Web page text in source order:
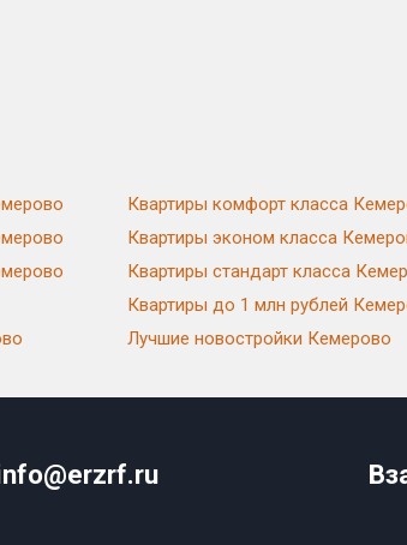
Квартиры комфорт класса
Квартиры эконом класса
Квартиры стандарт класса
Квартиры до 1 млн рублей
Лучшие новостройки Кемерово